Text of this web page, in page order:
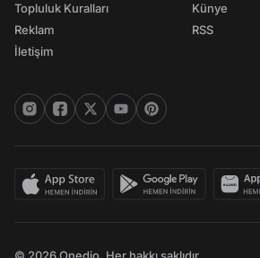
Topluluk Kuralları
Reklam
İletişim
Künye
RSS